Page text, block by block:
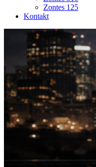
Zontes 125
Kontakt